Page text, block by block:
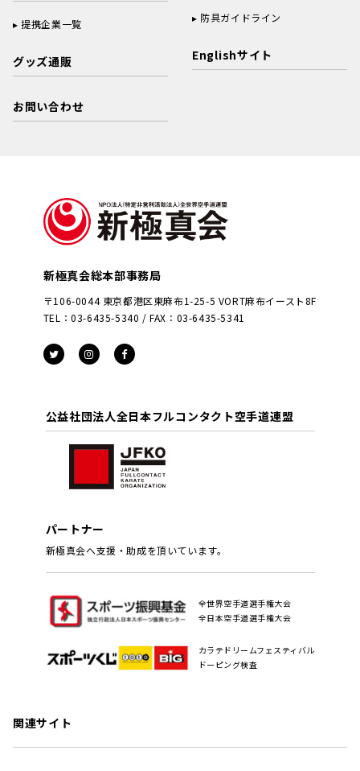
提携企業一覧
グッズ通販
お問い合わせ
防具ガイドライン
Englishサイト
新極真会総本部事務局
〒106-0044 東京都港区東麻布1-25-5 VORT麻布イースト8F
TEL：03-6435-5340 / FAX：03-6435-5341
公益社団法人全日本フルコンタクト空手道連盟
パートナー
新極真会へ支援・助成を頂いています。
全世界空手道選手権大会
全日本空手道選手権大会
カラテドリームフェスティバル
ドーピング検査
関連サイト